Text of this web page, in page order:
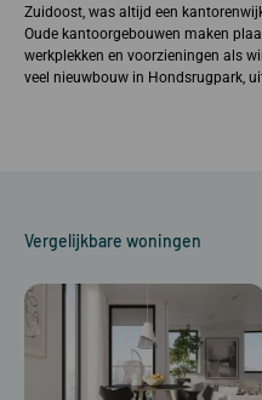
Zuidoost, was altijd een
Oude kantoorgebouwen maken
werkplekken en voorzieningen als
veel nieuwbouw in Hondsrugpark,
Vergelijkbare woningen